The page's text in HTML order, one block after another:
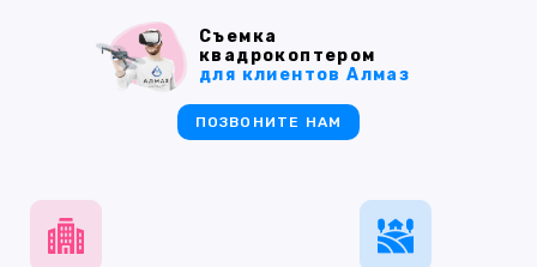
Съемка
квадрокоптером
для клиентов Алмаз
ПОЗВОНИТЕ НАМ